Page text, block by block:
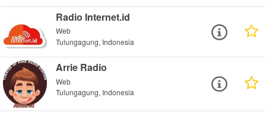
Radio Internet.id
Web
Tulungagung, Indonesia
Arrie Radio
Web
Tulungagung, Indonesia